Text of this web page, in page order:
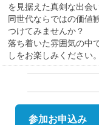
を見据えた真剣な出会
同世代ならではの価値
つけてみませんか？
落ち着いた雰囲気の中
しをお楽しみください。
参加お申込み